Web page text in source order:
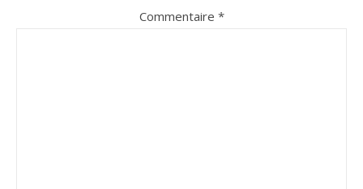
Commentaire *